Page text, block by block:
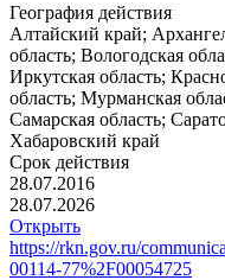
География действия
Алтайский край;
область; Вологодская
Иркутская область;
область; Мурманская
Самарская область;
Хабаровский край
Срок действия
28.07.2016
28.07.2026
Открыть
https://rkn.gov.ru/
00114-77%2F00054725